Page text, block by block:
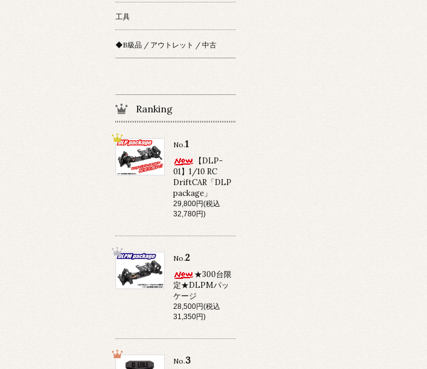
工具
◆B級品 / アウトレット / 中古
Ranking
No.1
【DLP-
01】1/10 RC
DriftCAR「DLP
package」
29,800円(税込
32,780円)
No.2
★300台限
定★DLPMパッ
ケージ
28,500円(税込
31,350円)
No.3